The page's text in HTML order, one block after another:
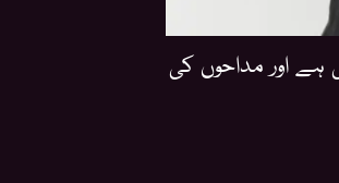
ہے اور مداحوں کی